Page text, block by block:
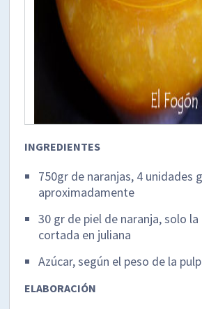
INGREDIENTES
750gr de naranjas, 4 unidades
aproximadamente
30 gr de piel de naranja, solo
cortada en juliana
Azúcar, según el peso de la
ELABORACIÓN